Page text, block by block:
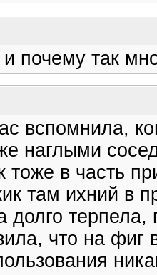
почему так
вспомнила,
наглыми
тоже в часть
там ихний в
терпела,
что на фиг